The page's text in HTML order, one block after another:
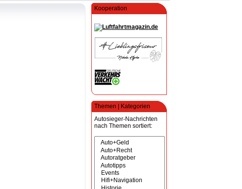
Kooperation
Themen | Kategorien
Autosieger-Nachrichten
nach Themen sortiert: